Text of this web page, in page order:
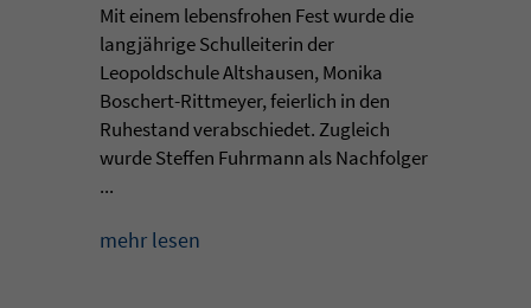
Mit einem lebensfrohen Fest wurde die
langjährige Schulleiterin der
Leopoldschule Altshausen, Monika
Boschert-Rittmeyer, feierlich in den
Ruhestand verabschiedet. Zugleich
wurde Steffen Fuhrmann als Nachfolger
...
mehr lesen